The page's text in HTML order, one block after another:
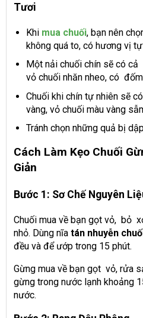
Tươi
Khi mua chuối, bạn nên
không quá to, có hương vị tự
Một nải chuối chín sẽ có
vỏ chuối nhăn nheo, có
Chuối khi chín tự nhiên sẽ
vàng, vỏ chuối màu vàng
Tránh chọn những quả bị
Cách Làm Kẹo Chuối
Giản
Bước 1: Sơ Chế Nguyên
Chuối mua về bạn gọt vỏ, bỏ
nhỏ. Dùng nĩa tán nhuyễn
đều và để ướp trong 15 phút.
Gừng mua về bạn gọt vỏ, rửa
gừng trong nước lạnh khoảng
nước.